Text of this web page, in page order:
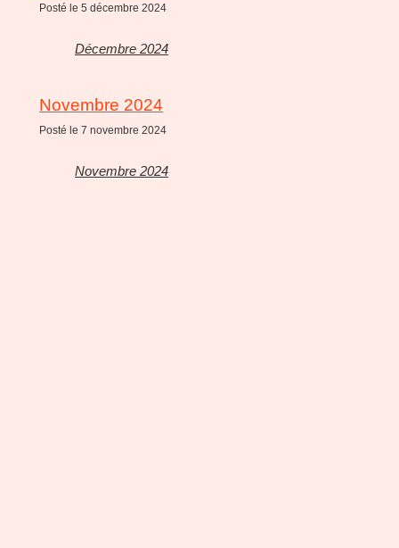
Posté le 5 décembre 2024
Décembre 2024
Novembre 2024
Posté le 7 novembre 2024
Novembre 2024